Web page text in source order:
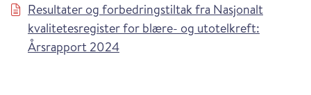
Resultater og forbedringstiltak fra Nasjonalt
kvalitetesregister for blære- og utotelkreft:
Årsrapport 2024